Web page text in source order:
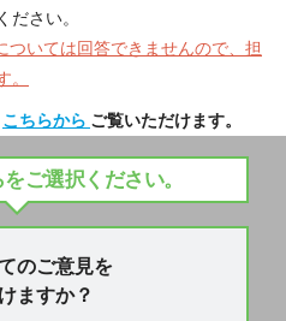
さい。
いては回答できませんので、担
こちらから ご覧いただけます。
ご選択ください。
のご意見を
ますか？